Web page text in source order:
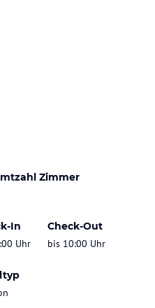
Zimmer
In
Uhr
Check-Out
bis 10:00 Uhr